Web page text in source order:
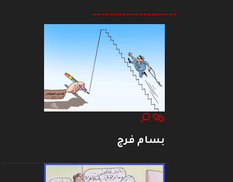
--------------------
بسام فرج